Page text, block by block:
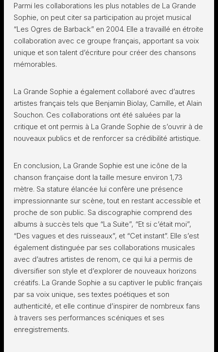
Parmi les collaborations les plus notables de La Grande
Sophie, on peut citer sa participation au projet musical
“Les Ogres de Barback” en 2004. Elle a travaillé en étroite
collaboration avec ce groupe français, apportant sa voix
unique et son talent d’écriture pour créer des chansons
mémorables.
La Grande Sophie a également collaboré avec d’autres
artistes français tels que Benjamin Biolay, Camille, et Alain
Souchon. Ces collaborations ont été saluées par la
critique et ont permis à La Grande Sophie de s’ouvrir à de
nouveaux publics et de renforcer sa crédibilité artistique.
En conclusion, La Grande Sophie est une icône de la
chanson française dont la taille mesure environ 1,73
mètre. Sa stature élancée lui confère une présence
impressionnante sur scène, tout en restant accessible et
proche de son public. Sa discographie comprend des
albums à succès tels que “La Suite”, “Et si c’était moi”,
“Des vagues et des ruisseaux”, et “Cet instant”. Elle s’est
également distinguée par ses collaborations musicales
avec d’autres artistes de renom, ce qui lui a permis de
diversifier son style et d’explorer de nouveaux horizons
créatifs. La Grande Sophie a su captiver le public français
par sa voix unique, ses textes poétiques et son
authenticité, et elle continue d’inspirer de nombreux fans
à travers ses performances scéniques et ses
enregistrements.